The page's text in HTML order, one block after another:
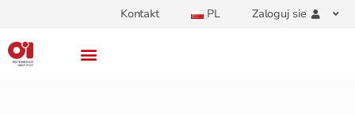
Kontakt PL Zaloguj sie